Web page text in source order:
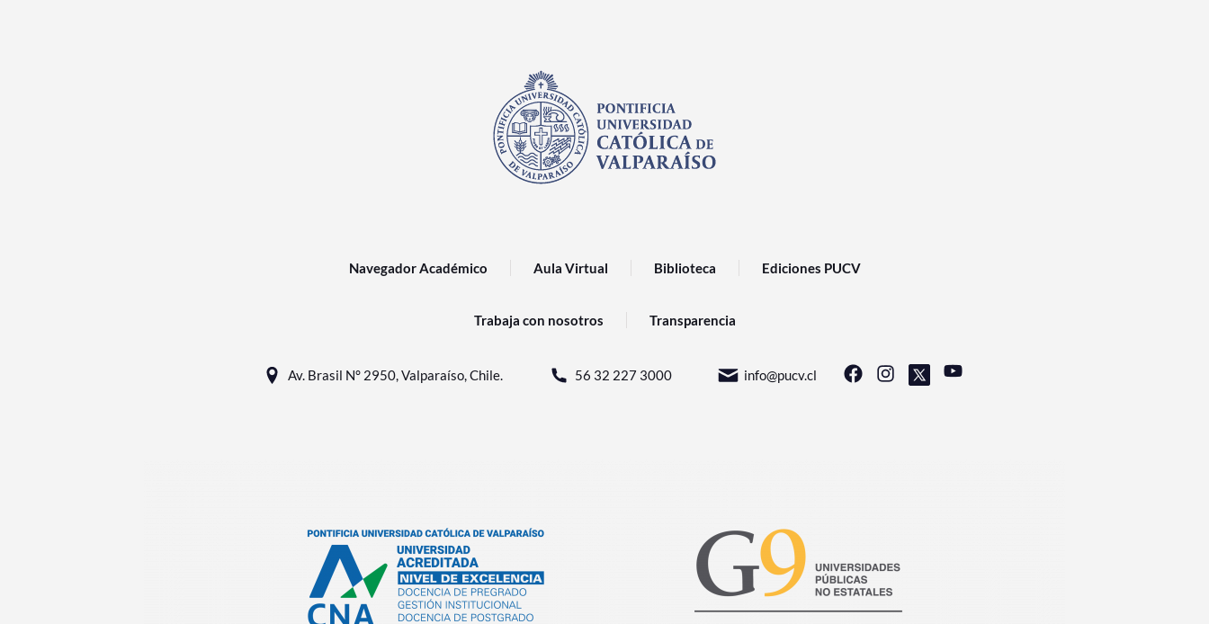
Navegador Académico Aula Virtual Biblioteca Ediciones PUCV
Trabaja con nosotros Transparencia
Av. Brasil N° 2950, Valparaíso, Chile. 56 32 227 3000 info@pucv.cl